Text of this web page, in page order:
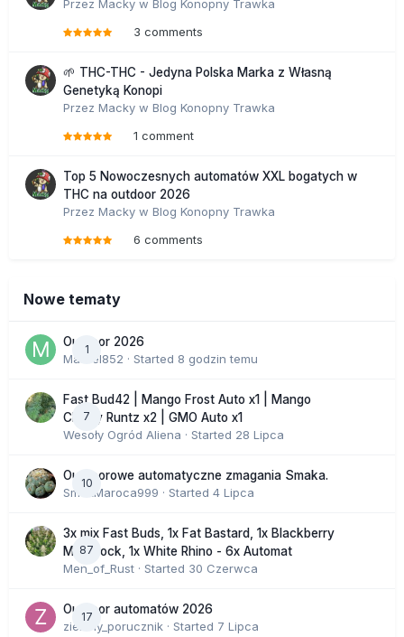
Przez Macky w Blog Konopny Trawka
3 comments
🌱 THC-THC - Jedyna Polska Marka z Własną
Genetyką Konopi
Przez Macky w Blog Konopny Trawka
1 comment
Top 5 Nowoczesnych automatów XXL bogatych w
THC na outdoor 2026
Przez Macky w Blog Konopny Trawka
6 comments
Nowe tematy
1
Outdoor 2026
Marcel852 · Started 8 godzin temu
7
Fast Bud42 | Mango Frost Auto x1 | Mango
Cherry Runtz x2 | GMO Auto x1
Wesoły Ogród Aliena · Started 28 Lipca
10
Outdoorowe automatyczne zmagania Smaka.
SmakMaroca999 · Started 4 Lipca
87
3x mix Fast Buds, 1x Fat Bastard, 1x Blackberry
Moonrock, 1x White Rhino - 6x Automat
Men_of_Rust · Started 30 Czerwca
17
Outdoor automatów 2026
zielony_porucznik · Started 7 Lipca